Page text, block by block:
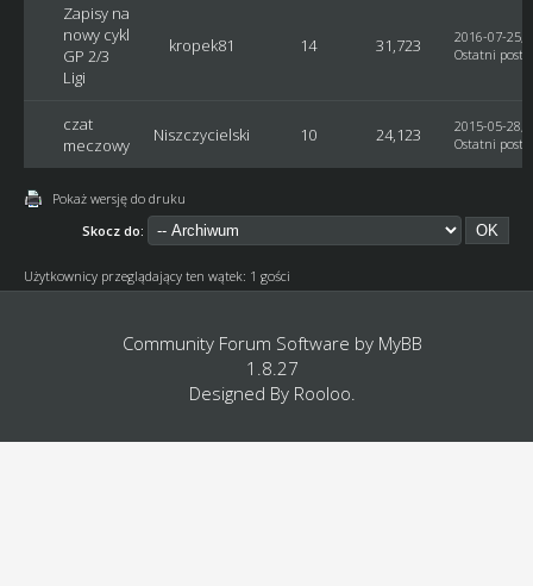
Zapisy na
nowy cykl
GP 2/3
Ligi
kropek81 14 31,723
2016-07-25,
Ostatni post
czat
meczowy
Niszczycielski 10 24,123
2015-05-28,
Ostatni post
Pokaż wersję do druku
Skocz do:
Użytkownicy przeglądający ten wątek: 1 gości
Community Forum Software by MyBB
1.8.27
Designed By Rooloo